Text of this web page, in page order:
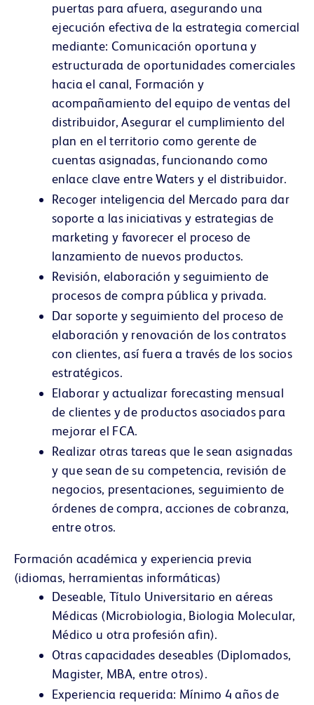
puertas para afuera, asegurando una
ejecución efectiva de la estrategia comercial
mediante: Comunicación oportuna y
estructurada de oportunidades comerciales
hacia el canal, Formación y
acompañamiento del equipo de ventas del
distribuidor, Asegurar el cumplimiento del
plan en el territorio como gerente de
cuentas asignadas, funcionando como
enlace clave entre Waters y el distribuidor.
Recoger inteligencia del Mercado para dar
soporte a las iniciativas y estrategias de
marketing y favorecer el proceso de
lanzamiento de nuevos productos.
Revisión, elaboración y seguimiento de
procesos de compra pública y privada.
Dar soporte y seguimiento del proceso de
elaboración y renovación de los contratos
con clientes, así fuera a través de los socios
estratégicos.
Elaborar y actualizar forecasting mensual
de clientes y de productos asociados para
mejorar el FCA.
Realizar otras tareas que le sean asignadas
y que sean de su competencia, revisión de
negocios, presentaciones, seguimiento de
órdenes de compra, acciones de cobranza,
entre otros.
Formación académica y experiencia previa
(idiomas, herramientas informáticas)
Deseable, Título Universitario en aéreas
Médicas (Microbiologia, Biologia Molecular,
Médico u otra profesión afin).
Otras capacidades deseables (Diplomados,
Magister, MBA, entre otros).
Experiencia requerida: Mínimo 4 años de